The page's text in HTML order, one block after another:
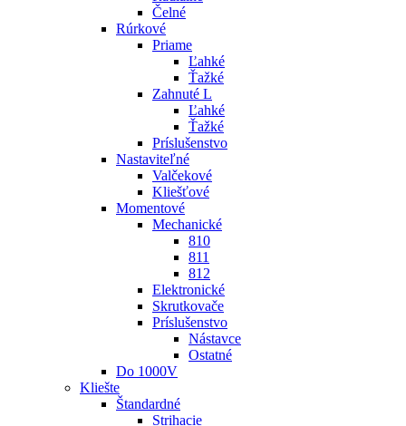
Čelné
Rúrkové
Priame
Ľahké
Ťažké
Zahnuté L
Ľahké
Ťažké
Príslušenstvo
Nastaviteľné
Valčekové
Kliešťové
Momentové
Mechanické
810
811
812
Elektronické
Skrutkovače
Príslušenstvo
Nástavce
Ostatné
Do 1000V
Kliešte
Štandardné
Strihacie